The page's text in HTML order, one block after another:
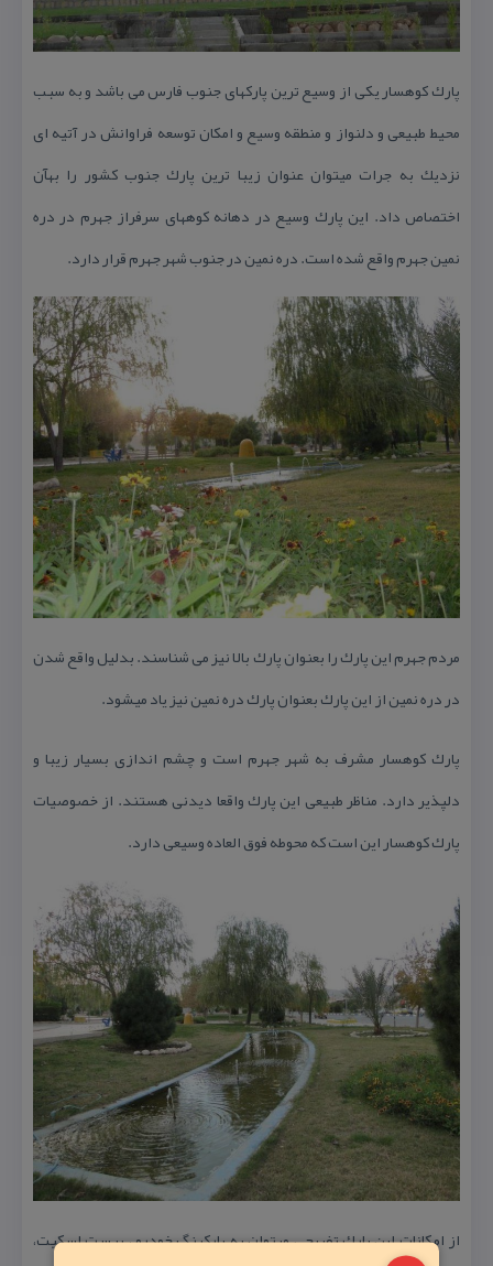
پارك كوهسار یكی از وسیع ترین پاركهای جنوب فارس می باشد و به سبب
محیط طبیعی و دلنواز و منطقه وسیع و امكان توسعه فراوانش در آتیه ای
نزدیك به جرات میتوان عنوان زیبا ترین پارك جنوب كشور را بهآن
اختصاص داد. این پارك وسیع در دهانه كوههای سرفراز جهرم در دره
نمین جهرم واقع شده است. دره نمین در جنوب شهر جهرم قرار دارد.
مردم جهرم این پارك را بعنوان پارك بالا نیز می شناسند. بدلیل واقع شدن
در دره نمین از این پارك بعنوان پارك دره نمین نیز یاد میشود.
پارك كوهسار مشرف به شهر جهرم است و چشم اندازی بسیار زیبا و
دلپذیر دارد. مناظر طبیعی این پارك واقعا دیدنی هستند. از خصوصیات
پارك كوهسار این است كه محوطه فوق العاده وسیعی دارد.
از امكانات این پارك تفریحی میتوان به پاركینگ خودرو ، پیست اسكیت،